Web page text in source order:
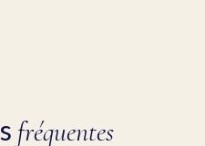
fréquentes